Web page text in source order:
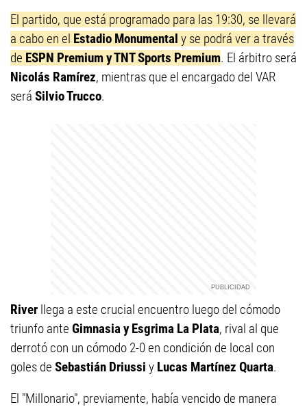
El partido, que está programado para las 19:30, se llevará
a cabo en el Estadio Monumental y se podrá ver a través
de ESPN Premium y TNT Sports Premium. El árbitro será
Nicolás Ramírez, mientras que el encargado del VAR
será Silvio Trucco.
River llega a este crucial encuentro luego del cómodo
triunfo ante Gimnasia y Esgrima La Plata, rival al que
derrotó con un cómodo 2-0 en condición de local con
goles de Sebastián Driussi y Lucas Martínez Quarta.
El "Millonario", previamente, había vencido de manera